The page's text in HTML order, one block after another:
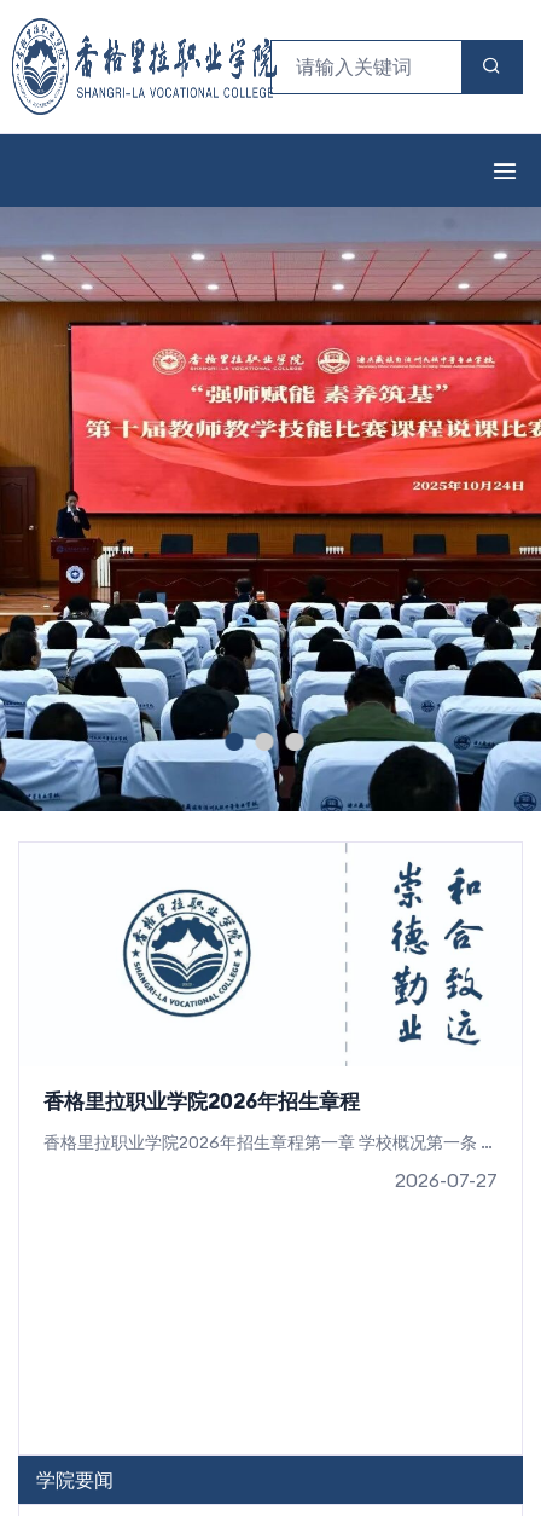
香格里拉职业学院2026年招生章程
香格里拉职业学院2026年招生章程第一章 学校概况第一条 学院全称：香格里拉职业学院（国标院校代码4153014803）第二条 学院地址：迪庆藏族自治州香格...
2026-07-27
学院要闻